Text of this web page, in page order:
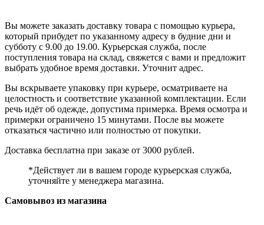
Вы можете заказать доставку товара с помощью курьера,
который прибудет по указанному адресу в будние дни и
субботу с 9.00 до 19.00. Курьерская служба, после
поступления товара на склад, свяжется с вами и предложит
выбрать удобное время доставки. Уточнит адрес.
Вы вскрываете упаковку при курьере, осматриваете на
целостность и соответствие указанной комплектации. Если
речь идёт об одежде, допустима примерка. Время осмотра и
примерки ограничено 15 минутами. После вы можете
отказаться частично или полностью от покупки.
Доставка бесплатна при заказе от 3000 рублей.
*Действует ли в вашем городе курьерская служба,
уточняйте у менеджера магазина.
Самовывоз из магазина